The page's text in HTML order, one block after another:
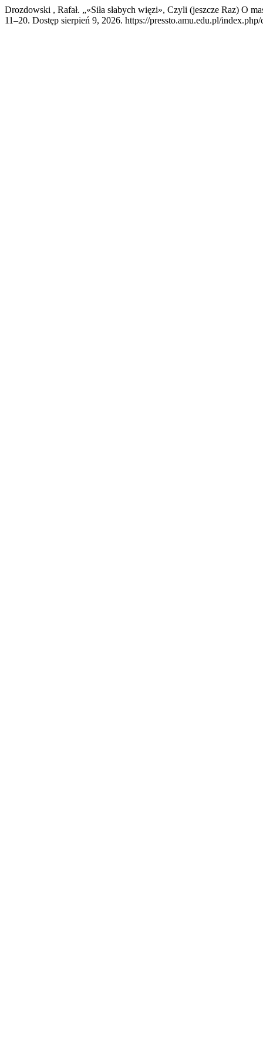
Drozdowski , Rafał. „«Siła słabych więzi», Czyli (jeszcze Raz) O
11–20. Dostęp sierpień 9, 2026. https://pressto.amu.edu.pl/